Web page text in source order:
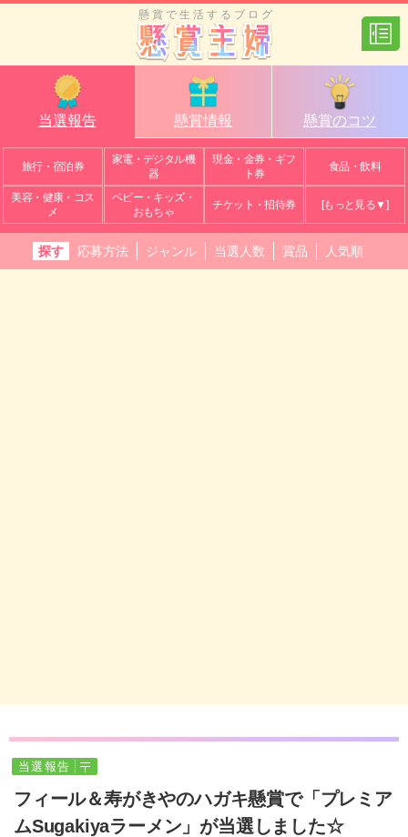
懸賞で生活するブログ
当選報告 懸賞情報 懸賞のコツ
旅行・宿泊券
家電・デジタル機
器
現金・金券・ギフ
ト券
食品・飲料
美容・健康・コス
メ
ベビー・キッズ・
おもちゃ
チケット・招待券 [もっと見る▼]
探す 応募方法 ジャンル 当選人数 賞品 人気順
当選報告
フィール＆寿がきやのハガキ懸賞で「プレミア
ムSugakiyaラーメン」が当選しました☆